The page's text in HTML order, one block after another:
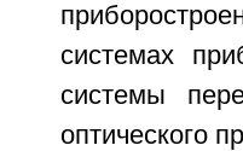
системах
системы
оптического